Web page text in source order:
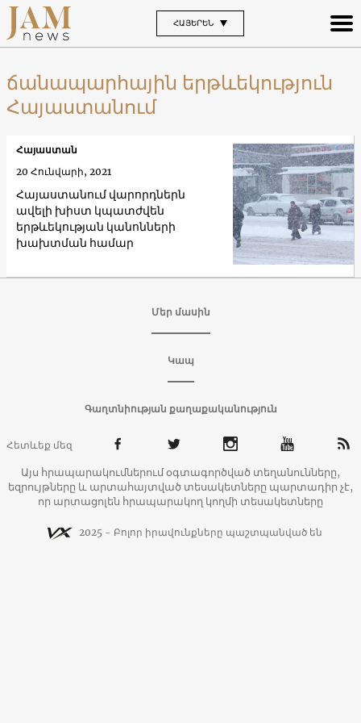
ՀԱՅԵՐԵՆ
ճանապարհային երթևեկություն
Հայաստանում
Հայաստանում վարորդներն
ավելի խիստ կպատժվեն
երթևեկության կանոնների
խախտման համար
Հայաստան
20 Հունվարի, 2021
Մեր մասին
Կապ
Գաղտնիության քաղաքականություն
Հետևեք մեզ
Այս հրապարակումներում օգտագործված տեղանունները,
եզրույթները և արտահայտված տեսակետները պարտադիր չէ,
որ արտացոլեն հրապարակող կողմի տեսակետները
2025 - Բոլոր իրավունքները պաշտպանված են